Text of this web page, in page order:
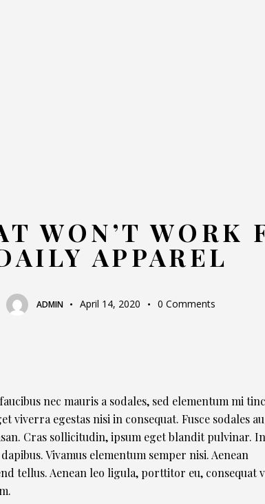
WON’T WORK
APPAREL
ADMIN April 14, 2020 0 Comments
nec mauris a sodales, sed elementum mi
viverra egestas nisi in consequat. Fusce sodales
Cras sollicitudin, ipsum eget blandit pulvinar.
Vivamus elementum semper nisi. Aenean
tellus. Aenean leo ligula, porttitor eu, consequat